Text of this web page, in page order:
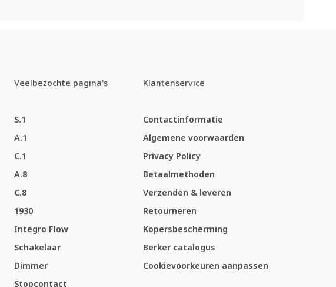
Veelbezochte pagina's
S.1
A.1
C.1
A.8
C.8
1930
Integro Flow
Schakelaar
Dimmer
Stopcontact
Klantenservice
Contactinformatie
Algemene voorwaarden
Privacy Policy
Betaalmethoden
Verzenden & leveren
Retourneren
Kopersbescherming
Berker catalogus
Cookievoorkeuren aanpassen